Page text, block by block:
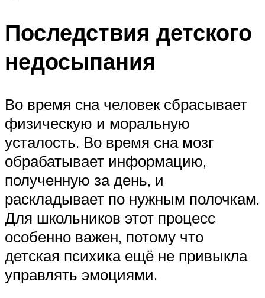
Последствия детского
недосыпания
Во время сна человек сбрасывает
физическую и моральную
усталость. Во время сна мозг
обрабатывает информацию,
полученную за день, и
раскладывает по нужным полочкам.
Для школьников этот процесс
особенно важен, потому что
детская психика ещё не привыкла
управлять эмоциями.